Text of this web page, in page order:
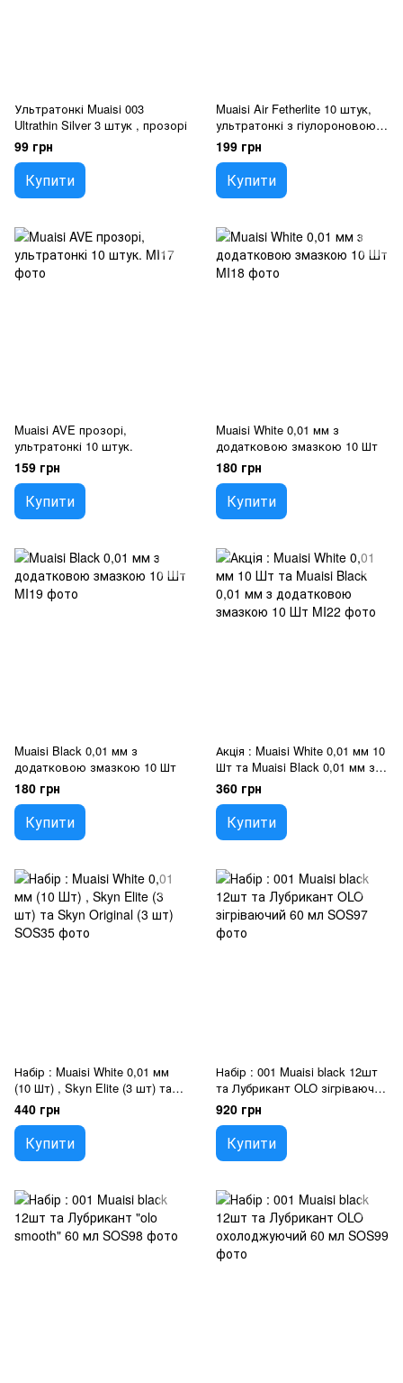
Ультратонкі Muaisi 003
Ultrathin Silver 3 штук , прозорі
99 грн
Купити
Muaisi Air Fetherlite 10 штук,
ультратонкі з гіулороновою
кислотою.
199 грн
Купити
Muaisi AVE прозорі,
ультратонкі 10 штук.
159 грн
Купити
Muaisi White 0,01 мм з
додатковою змазкою 10 Шт
180 грн
Купити
Muaisi Black 0,01 мм з
додатковою змазкою 10 Шт
180 грн
Купити
Акція : Muaisi White 0,01 мм 10
Шт та Muaisi Black 0,01 мм з
додатковою змазкою 10 Шт
360 грн
Купити
Набір : Muaisi White 0,01 мм
(10 Шт) , Skyn Elite (3 шт) та
Skyn Original (3 шт)
440 грн
Купити
Набір : 001 Muaisi black 12шт
та Лубрикант OLO зігріваючий
60 мл
920 грн
Купити